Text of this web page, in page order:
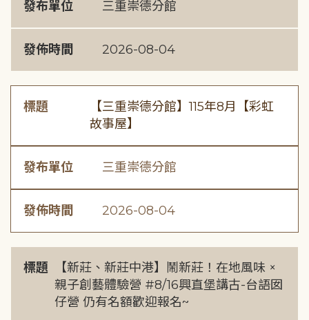
發布單位 三重崇德分館
發佈時間 2026-08-04
標題
【三重崇德分館】115年8月【彩虹
故事屋】
發布單位 三重崇德分館
發佈時間 2026-08-04
標題
【新莊、新莊中港】鬧新莊！在地風味 ×
親子創藝體驗營 #8/16興直堡講古-台語囡
仔營 仍有名額歡迎報名~